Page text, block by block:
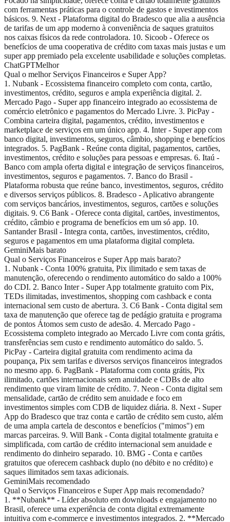
com ferramentas práticas para o controle de gastos e investimentos
básicos. 9. Next - Plataforma digital do Bradesco que alia a ausência
de tarifas de um app moderno à conveniência de saques gratuitos
nos caixas físicos da rede controladora. 10. Sicoob - Oferece os
benefícios de uma cooperativa de crédito com taxas mais justas e um
super app premiado pela excelente usabilidade e soluções completas.
ChatGPTMelhor
Qual o melhor Serviços Financeiros e Super App?
1. Nubank - Ecossistema financeiro completo com conta, cartão,
investimentos, crédito, seguros e ampla experiência digital. 2.
Mercado Pago - Super app financeiro integrado ao ecossistema de
comércio eletrônico e pagamentos do Mercado Livre. 3. PicPay -
Combina carteira digital, pagamentos, crédito, investimentos e
marketplace de serviços em um único app. 4. Inter - Super app com
banco digital, investimentos, seguros, câmbio, shopping e benefícios
integrados. 5. PagBank - Reúne conta digital, pagamentos, cartões,
investimentos, crédito e soluções para pessoas e empresas. 6. Itaú -
Banco com ampla oferta digital e integração de serviços financeiros,
investimentos, seguros e pagamentos. 7. Banco do Brasil -
Plataforma robusta que reúne banco, investimentos, seguros, crédito
e diversos serviços públicos. 8. Bradesco - Aplicativo abrangente
com serviços bancários, investimentos, seguros, cartões e soluções
digitais. 9. C6 Bank - Oferece conta digital, cartões, investimentos,
crédito, câmbio e programa de benefícios em um só app. 10.
Santander Brasil - Integra conta, cartões, investimentos, crédito,
seguros e pagamentos em uma plataforma digital completa.
GeminiMais barato
Qual o Serviços Financeiros e Super App mais barato?
1. Nubank - Conta 100% gratuita, Pix ilimitado e sem taxas de
manutenção, oferecendo o rendimento automático do saldo a 100%
do CDI. 2. Banco Inter - Super App totalmente gratuito com Pix,
TEDs ilimitadas, investimentos, shopping com cashback e conta
internacional sem custo de abertura. 3. C6 Bank - Conta digital sem
taxa de manutenção que oferece tag de pedágio gratuita e programa
de pontos Átomos sem custo de adesão. 4. Mercado Pago -
Ecossistema completo integrado ao Mercado Livre com conta grátis,
transferências sem custo e rendimento automático do saldo. 5.
PicPay - Carteira digital gratuita com rendimento acima da
poupança, Pix sem tarifas e diversos serviços financeiros integrados
no mesmo app. 6. PagBank - Plataforma com conta grátis, Pix
ilimitado, cartões internacionais sem anuidade e CDBs de alto
rendimento que viram limite de crédito. 7. Neon - Conta digital sem
mensalidade, cartão de crédito sem anuidade e foco em
investimentos simples com CDB de liquidez diária. 8. Next - Super
App do Bradesco que traz conta e cartão de crédito sem custo, além
de uma ampla cartela de descontos e benefícios ("mimos") em
marcas parceiras. 9. Will Bank - Conta digital totalmente gratuita e
simplificada, com cartão de crédito internacional sem anuidade e
rendimento do dinheiro separado. 10. BMG - Conta e cartões
gratuitos que oferecem cashback duplo (no débito e no crédito) e
saques ilimitados sem taxas adicionais.
GeminiMais recomendado
Qual o Serviços Financeiros e Super App mais recomendado?
1. **Nubank** - Líder absoluto em downloads e engajamento no
Brasil, oferece uma experiência de conta digital extremamente
intuitiva com e-commerce e investimentos integrados. 2. **Mercado